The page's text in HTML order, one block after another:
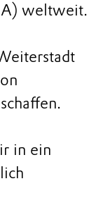
weltweit.
in ein